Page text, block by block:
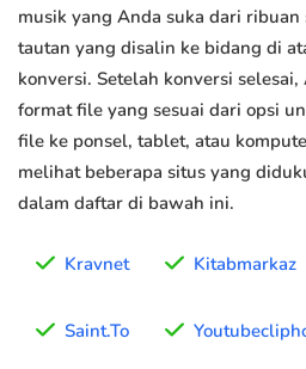
musik yang Anda suka dari
tautan yang disalin ke bidang di
konversi. Setelah konversi
format file yang sesuai dari opsi
file ke ponsel, tablet, atau
melihat beberapa situs yang
dalam daftar di bawah ini.
Kravnet Kitabmarkaz
Saint.To